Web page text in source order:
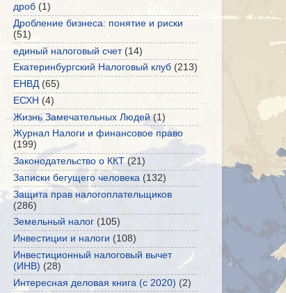
дроб (1)
Дробление бизнеса: понятие и риски
(51)
единый налоговый счет (14)
Екатеринбургский Налоговый клуб (213)
ЕНВД (65)
ЕСХН (4)
Жизнь Замечательных Людей (1)
Журнал Налоги и финансовое право
(199)
Законодательство о ККТ (21)
Записки бегущего человека (132)
Защита прав налогоплательщиков
(286)
Земельный налог (105)
Инвестиции и налоги (108)
Инвестиционный налоговый вычет
(ИНВ) (28)
Интересная деловая книга (с 2020) (2)